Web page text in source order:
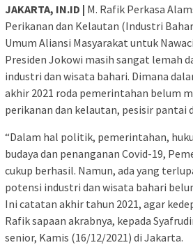
JAKARTA, IN.ID | M. Rafik Perkasa
Perikanan dan Kelautan (Industri
Umum Aliansi Masyarakat untuk
Presiden Jokowi masih sangat lemah
industri dan wisata bahari. Dimana
akhir 2021 roda pemerintahan belum
perikanan dan kelautan, pesisir pantai
“Dalam hal politik, pemerintahan,
budaya dan penanganan Covid-19,
cukup berhasil. Namun, ada yang
potensi industri dan wisata bahari
Ini catatan akhir tahun 2021, agar
Rafik sapaan akrabnya, kepada
senior, Kamis (16/12/2021) di Jakarta.